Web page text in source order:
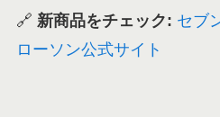
🔗 新商品をチェック: セブ
ローソン公式サイト